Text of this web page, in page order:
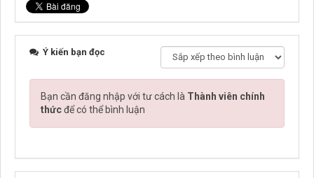
Ý kiến bạn đọc
Bạn cần đăng nhập với tư cách là Thành viên chính
thứcđể có thể bình luận